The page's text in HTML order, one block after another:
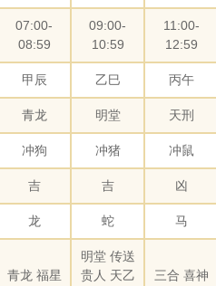
07:00-
08:59
09:00-
10:59
11:00-
12:59
甲辰 乙巳 丙午
青龙 明堂 天刑
冲狗 冲猪 冲鼠
吉 吉 凶
龙 蛇 马
青龙 福星
明堂 传送
贵人 天乙
三合 喜神